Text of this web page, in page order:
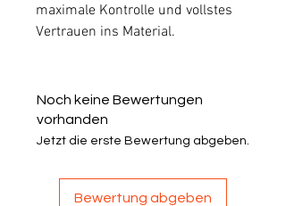
maximale Kontrolle und vollstes
Vertrauen ins Material.
Noch keine Bewertungen
vorhanden
Jetzt die erste Bewertung abgeben.
Bewertung abgeben